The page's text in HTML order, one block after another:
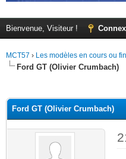
Bienvenue, Visiteur !
MCT57 › Les modèles en cours ou
Ford GT (Olivier Crumbach)
Ford GT (Olivier Crumbach)